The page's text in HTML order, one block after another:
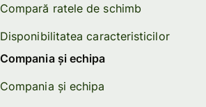
Compară ratele de schimb
Disponibilitatea caracteristicilor
Compania și echipa
Compania și echipa